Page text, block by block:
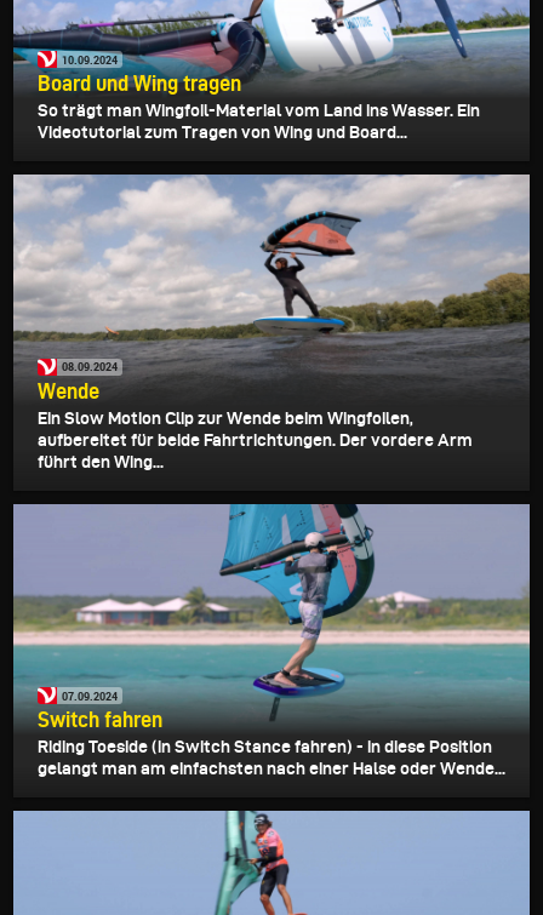
10.09.2024
Board und Wing tragen
So trägt man Wingfoil-Material vom Land ins Wasser. Ein
Videotutorial zum Tragen von Wing und Board...
08.09.2024
Wende
Ein Slow Motion Clip zur Wende beim Wingfoilen,
aufbereitet für beide Fahrtrichtungen. Der vordere Arm
führt den Wing...
07.09.2024
Switch fahren
Riding Toeside (in Switch Stance fahren) - in diese Position
gelangt man am einfachsten nach einer Halse oder Wende...